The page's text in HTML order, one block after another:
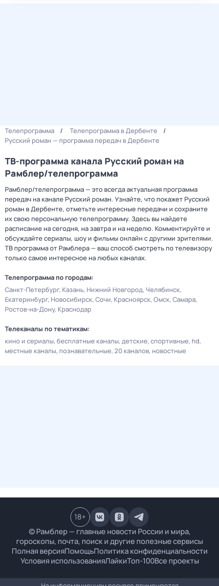
Телепрограмма
Телепрограмма в Дербенте
Русский роман — программа передач в Дербенте
ТВ-программа канала Русский роман на
Рамблер/телепрограмма
Рамблер/телепрограмма — это всегда актуальная программа
передач на канале Русский роман. Узнайте, что покажет Русский
роман в Дербенте, отметьте интересные передачи и сохраните
их свою персональную телепрограмму. Здесь вы найдете
расписание на сегодня, на завтра и на неделю. Комментируйте и
обсуждайте сериалы, шоу и фильмы онлайн с другими зрителями.
ТВ программа от Рамблера — ваш способ смотреть по телевизору
только самое интересное на любых каналах.
Телепрограмма по городам:
Санкт-Петербург Казань Нижний Новгород Челябинск
Екатеринбург Новосибирск Сочи Красноярск Омск Самара
Ростов-на-Дону Краснодар
Телеканалы по тематикам:
кино и сериалы бесплатные каналы детские спортивные hd
местные каналы познавательные 20 каналов новостные
© Рамблер — главные новости России и мира,
гороскопы, почта, поиск и другие полезные сервисы
Полная версияПомощьПолитика конфиденциальности
Условия использованияЛайкиТоп-100Все проекты
18+